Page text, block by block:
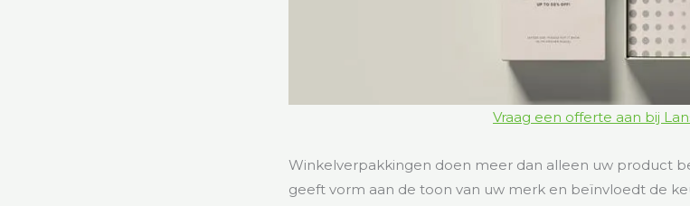
Vraag een offerte aan bij
Winkelverpakkingen doen meer dan alleen uw product
geeft vorm aan de toon van uw merk en beïnvloedt de